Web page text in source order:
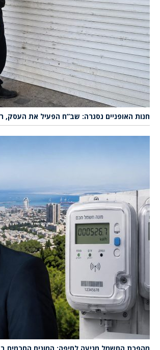
חנות האופניים נסגרה: שב”ח הפעיל את העסק,